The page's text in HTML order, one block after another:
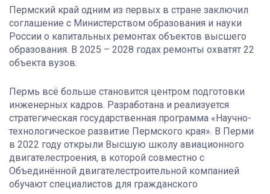
Пермский край одним из первых в стране заключил
соглашение с Министерством образования и науки
России о капитальных ремонтах объектов высшего
образования. В 2025 – 2028 годах ремонты охватят 22
объекта вузов.
Пермь всё больше становится центром подготовки
инженерных кадров. Разработана и реализуется
стратегическая государственная программа «Научно-
технологическое развитие Пермского края». В Перми
в 2022 году открыли Высшую школу авиационного
двигателестроения, в которой совместно с
Объединённой двигателестроительной компанией
обучают специалистов для гражданского